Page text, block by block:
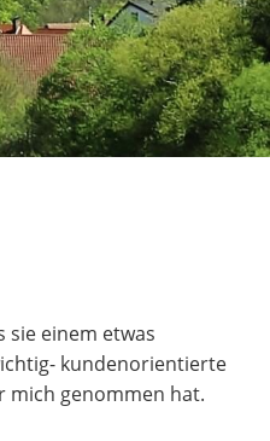
sie einem etwas
kundenorientierte
mich genommen hat.